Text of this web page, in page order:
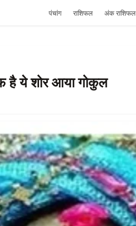
पंचांग राशिफल अंक राशिफल
है ये शोर आया गोकुल